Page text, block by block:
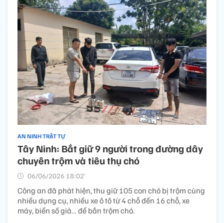
AN NINH TRẬT TỰ
Tây Ninh: Bắt giữ 9 người trong đường dây
chuyên trộm và tiêu thụ chó
06/06/2026 18:02’
Công an đã phát hiện, thu giữ 105 con chó bị trộm cùng
nhiều dụng cụ, nhiều xe ô tô từ 4 chỗ đến 16 chỗ, xe
máy, biển số giả… để bắn trộm chó.